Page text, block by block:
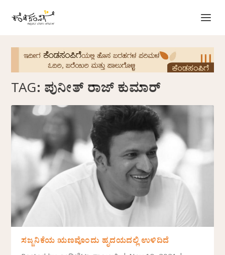
TAG: ಪುನೀತ್ ರಾಜ್ ಕುಮಾರ್
ಸಜ್ಜನಿಕೆಯ ಋಣವೊಂದು ಹೃದಯದಲ್ಲಿ ಉಳಿದಿದೆ